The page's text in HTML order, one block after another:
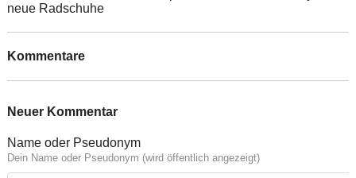
neue Radschuhe
Kommentare
Neuer Kommentar
Name oder Pseudonym
Dein Name oder Pseudonym (wird öffentlich angezeigt)